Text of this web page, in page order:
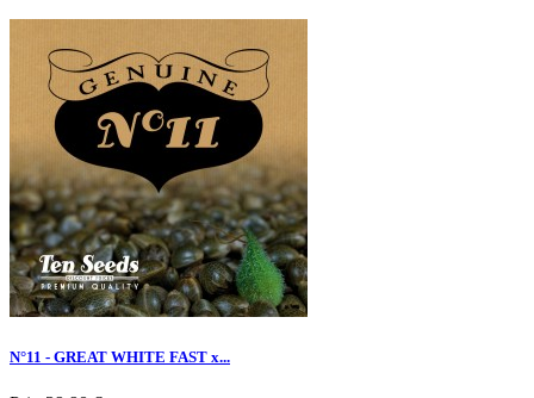
Nouveau
Aperçu rapide
N°11 - GREAT WHITE FAST x...